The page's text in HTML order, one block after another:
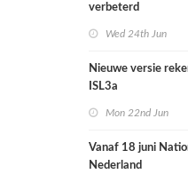
verbeterd
Wed 24th Jun
Nieuwe versie
ISL3a
Mon 22nd Jun
Vanaf 18 juni
Nederland